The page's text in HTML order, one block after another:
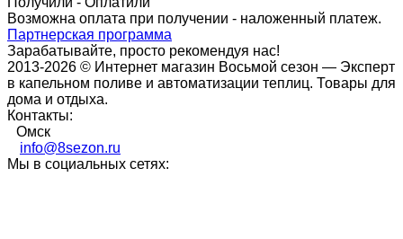
Возможна оплата при получении - наложенный платеж.
Партнерская программа
Зарабатывайте, просто рекомендуя нас!
2013-2026 © Интернет магазин Восьмой сезон — Эксперт
в капельном поливе и автоматизации теплиц. Товары для
дома и отдыха.
Контакты:
Омск
info@8sezon.ru
Мы в социальных сетях: